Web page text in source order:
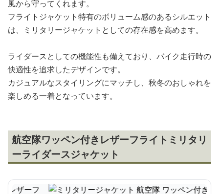
風から守ってくれます。
フライトジャケット特有のボリューム感のあるシルエット
は、ミリタリージャケットとしての存在感を高めます。
ライダースとしての機能性も備えており、バイク走行時の
快適性を追求したデザインです。
カジュアルなスタイリングにマッチし、秋冬のおしゃれを
楽しめる一着となっています。
航空隊ワッペン付きレザーフライトミリタリ
ーライダースジャケット